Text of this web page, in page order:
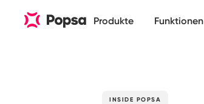
Produkte Funktionen
INSIDE POPSA